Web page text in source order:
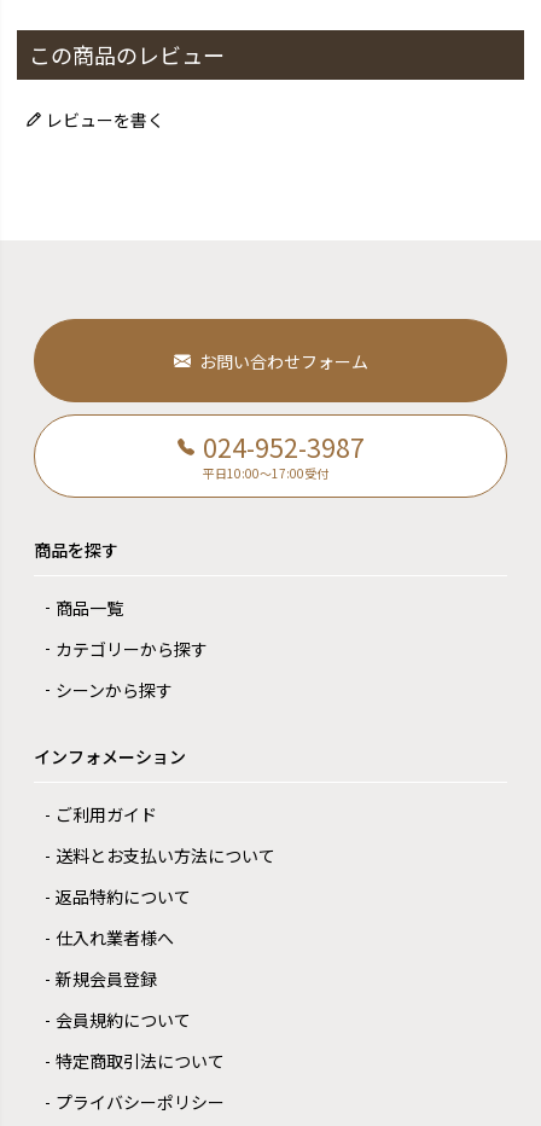
この商品のレビュー
レビューを書く
お問い合わせフォーム
024-952-3987
平日10:00～17:00受付
商品を探す
商品一覧
カテゴリーから探す
シーンから探す
インフォメーション
ご利用ガイド
送料とお支払い方法について
返品特約について
仕入れ業者様へ
新規会員登録
会員規約について
特定商取引法について
プライバシーポリシー